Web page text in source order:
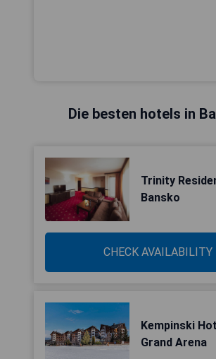
Die besten hotels in
Trinity
Bansko
CHECK AVAILABILITY
Kempinski
Grand Arena